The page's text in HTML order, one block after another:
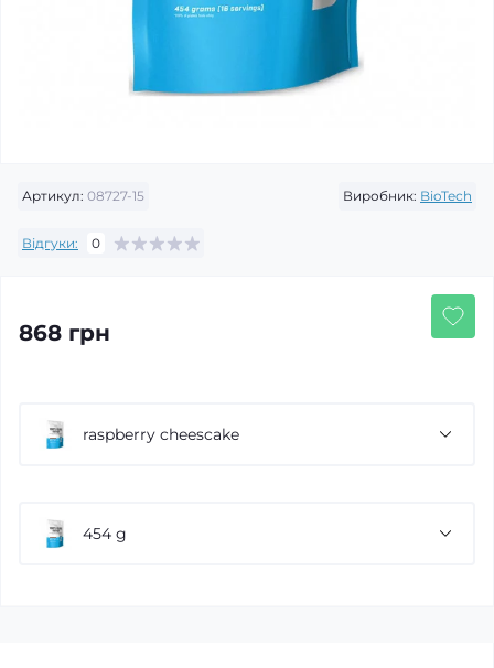
Артикул: 08727-15 Виробник: BioTech
Відгуки: 0
868 грн
raspberry cheescake
454 g